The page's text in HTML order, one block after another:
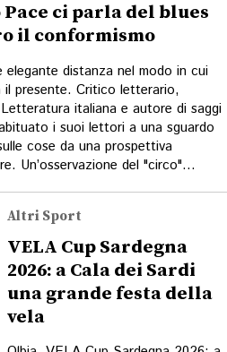
ci parla del blues
il conformismo
elegante distanza nel modo in cui
il presente. Critico letterario,
italiana e autore di saggi
i suoi lettori a una sguardo
cose da una prospettiva
Un’osservazione del "circo"...
Altri Sport
VELA Cup Sardegna
2026: a Cala dei Sardi
una grande festa della
vela